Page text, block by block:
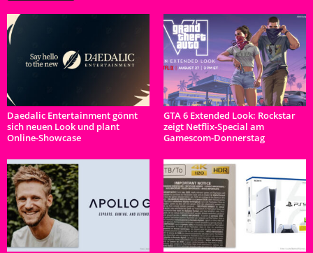
Daedalic Entertainment gönnt
sich neuen Look und plant
Online-Showcase
GTA 6 Extended Look: Rockstar
zeigt Netflix-Special am
Gamescom-Donnerstag